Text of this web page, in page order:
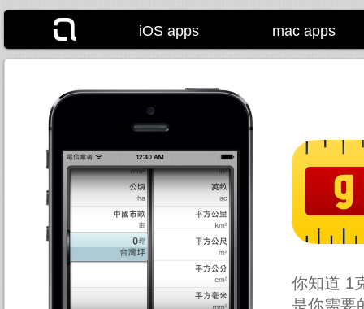
iOS apps mac apps
你知道 1
是你需要